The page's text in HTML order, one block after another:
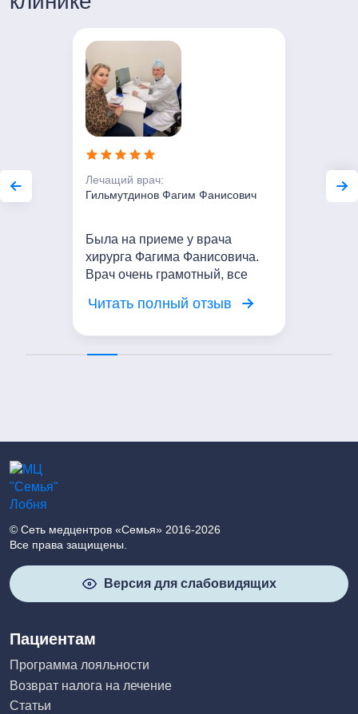
Сб-Вс с 8:00 до 20:00
Лечащий врач:
Гильмутдинов Фагим Фанисович
Была на приеме у врача
хирурга Фагима Фанисовича.
Врач очень грамотный, все
осмотрел и дал толковые
Читать полный отзыв
© Сеть медцентров «Семья» 2016-2026
Все права защищены.
Версия для слабовидящих
Пациентам
Программа лояльности
Возврат налога на лечение
Статьи